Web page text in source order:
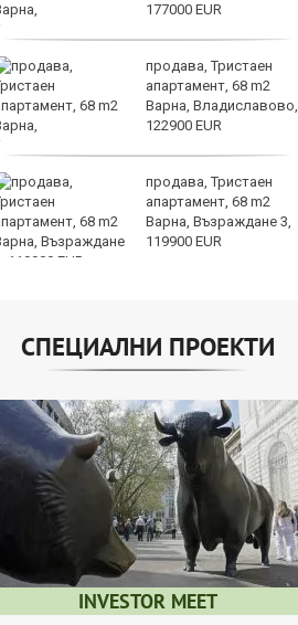
177000 EUR
продава, Тристаен
апартамент, 68 m2
Варна, Владиславово,
122900 EUR
продава, Тристаен
апартамент, 68 m2
Варна, Възраждане 3,
119900 EUR
СПЕЦИАЛНИ ПРОЕКТИ
INVESTOR MEET